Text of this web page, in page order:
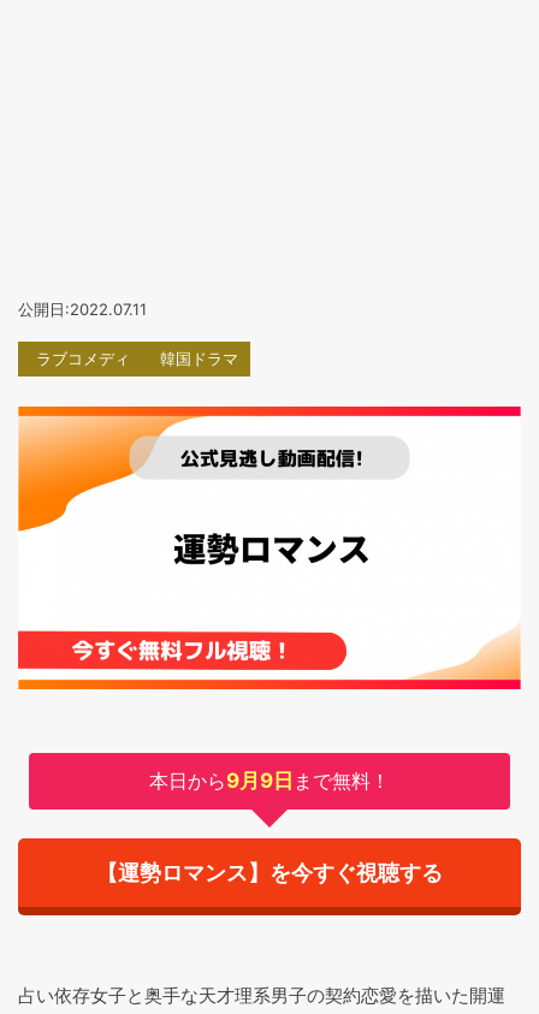
公開日:2022.07.11
ラブコメディ 韓国ドラマ
本日から9月9日 まで無料！
【運勢ロマンス】を今すぐ視聴する
占い依存女子と奥手な天才理系男子の契約恋愛を描いた開運